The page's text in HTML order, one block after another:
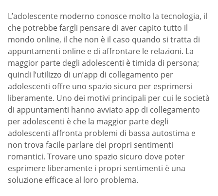
L’adolescente moderno conosce molto la tecnologia, il
che potrebbe fargli pensare di aver capito tutto il
mondo online, il che non è il caso quando si tratta di
appuntamenti online e di affrontare le relazioni. La
maggior parte degli adolescenti è timida di persona;
quindi l’utilizzo di un’app di collegamento per
adolescenti offre uno spazio sicuro per esprimersi
liberamente. Uno dei motivi principali per cui le società
di appuntamenti hanno avviato app di collegamento
per adolescenti è che la maggior parte degli
adolescenti affronta problemi di bassa autostima e
non trova facile parlare dei propri sentimenti
romantici. Trovare uno spazio sicuro dove poter
esprimere liberamente i propri sentimenti è una
soluzione efficace al loro problema.